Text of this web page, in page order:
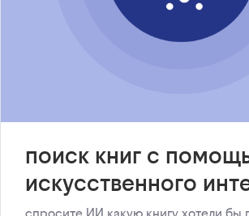
поиск книг с
искусственного